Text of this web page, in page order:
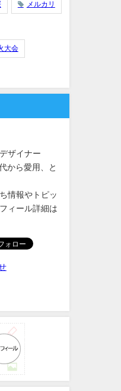
メルカリ
大会
ザイナー
から愛用、と
情報やトピッ
ィール詳細は